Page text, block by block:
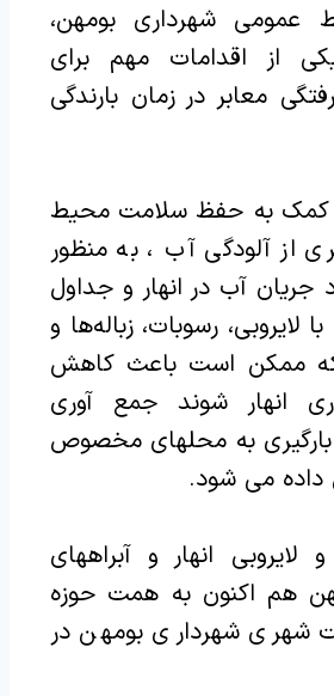
عمومی شهرداری بومهن،
یکی از اقدامات مهم برای
معابر در زمان بارندگی
کمک به حفظ سلامت محیط
از آلودگی آب ، به منظور
جریان آب در انهار و جداول
لایروبی، رسوبات، زباله‌ها و
که ممکن است باعث کاهش
انهار شوند جمع آوری
به محلهای مخصوص
داده می شود.
انهار و آبراههای
هم اکنون به همت حوزه
شهری شهرداری بومهن در